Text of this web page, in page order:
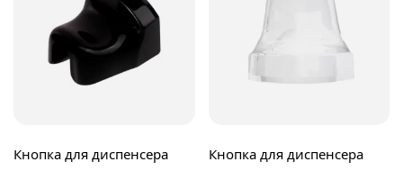
Кнопка для диспенсера
Кнопка для диспенсера